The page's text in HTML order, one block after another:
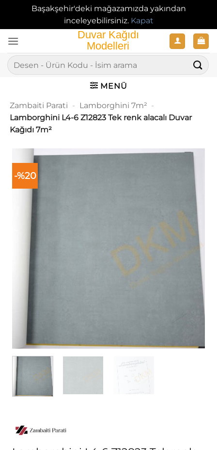
Başakşehir'deki mağazamızda yakından
inceleyebilirsiniz. Kapat
atla
Ara:
MENÜ
Zambaiti Parati - Lamborghini 7m² -
Lamborghini L4-6 Z12823 Tek renk alacalı Duvar
Kağıdı 7m²
-%20